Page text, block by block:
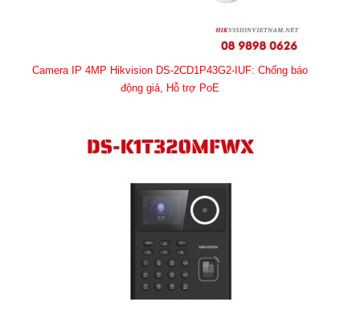
Camera IP 4MP Hikvision DS-2CD1P43G2-IUF: Chống báo
động giả, Hỗ trợ PoE